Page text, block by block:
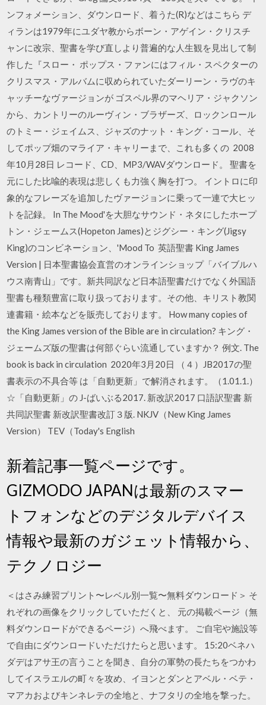
ンフォメーション、ダウンロード、着うた(R)などはこちら デ
ィランは1979年にユダヤ教からボーン・アゲイン・クリスチ
ャンに改宗、聖書を学び直しより普遍的な人生観を見出して制
作した『スロー・ ポップス・ファンにはフィル・スペクターの
クリスマス・アルバムに収められていたダーリーン・ラヴのキ
ャッチーなヴァージョンが ゴスペル界のマヘリア・ジャクソン
から、カントリーのルーヴィン・ブラザーズ、ロックンロール
のトミー・ジェイムス、ジャズのナット・キング・コール、そ
してポップ畑のマライア・キャリーまで、これも多くの 2008
年10月28日 レコード、CD、MP3/WAVダウンロード。 聖書を
元にした比喩的表現は悲しくも力強く胸を打つ。 イントロに印
象的なフレーズを追加したヴァージョンに乗って一連で大ヒッ
トを記録。 In The Mood'を大胆なサウンド・ネタにしたホープ
トン・ジェームス(Hopeton James)とジグシー・キング(Jigsy
King)のコンビネーション、'Mood To 英語聖書 King James
Version | 日本聖書協会直営のオンラインショップ「バイブルハ
ウス南青山」です。新共同訳など日本語聖書だけでなく外国語
聖書も種類豊富に取り扱っております。その他、キリスト教関
連書籍・絵本などを販売しております。 How many copies of
the King James version of the Bible are in circulation? キング・
ジェームズ版の聖書は何部ぐらい流通していますか？ 例文. The
book is back in circulation 2020年3月20日 （４）JB2017の聖
書表示の不具合等 は「自動更新」で解消されます。（1.01.1.）
☆「自動更新」の J-ばいぶる2017. 新改訳2017 口語訳聖書 新
共同訳聖書 新改訳聖書改訂３版. NKJV（New King James
Version） TEV（Today's English
新着記事一覧ページです。
GIZMODO JAPANは最新のスマー
トフォンなどのデジタルデバイス
情報や最新のガジェット情報から、
テクノロジー
＜はさみ練習プリント〜レベル別一覧〜無料ダウンロード＞ そ
れぞれの画像をクリックしていただくと、 元の掲載ページ（無
料ダウンロードができるページ）へ飛べます。 ご自宅や施設等
で自由にダウンロードいただけたらと思います。 15:20ベネハ
ダデはアサ王の言うことを聞き、自分の軍勢の長たちをつかわ
してイスラエルの町々を攻め、イヨンとダンとアベル・ベテ・
マアカおよびキンネレテの全地と、ナフタリの全地を撃った。